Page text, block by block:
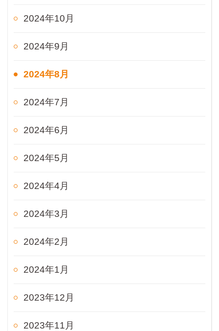
2024年10月
2024年9月
2024年8月
2024年7月
2024年6月
2024年5月
2024年4月
2024年3月
2024年2月
2024年1月
2023年12月
2023年11月